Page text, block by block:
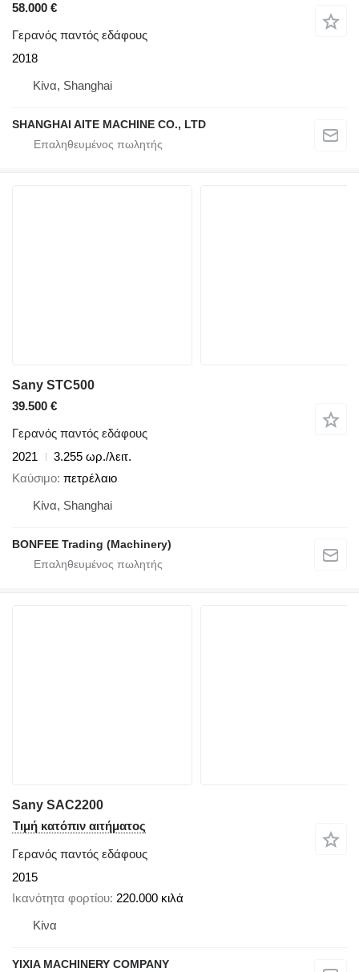
58.000 €
Γερανός παντός εδάφους
2018
Κίνα, Shanghai
SHANGHAI AITE MACHINE CO., LTD
Sany STC500
39.500 €
Γερανός παντός εδάφους
2021
3.255 ωρ./λειτ.
Καύσιμο πετρέλαιο
Κίνα, Shanghai
BONFEE Trading (Machinery)
Sany SAC2200
Τιμή κατόπιν αιτήματος
Γερανός παντός εδάφους
2015
Ικανότητα φορτίου 220.000 κιλά
Κίνα
YIXIA MACHINERY COMPANY